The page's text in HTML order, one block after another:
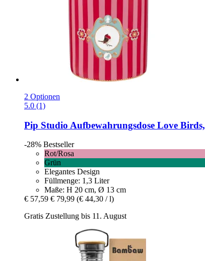
2 Optionen
5.0 (1)
Pip Studio Aufbewahrungsdose Love
-28% Bestseller
Rot/Rosa
Grün
Elegantes Design
Füllmenge: 1,3 Liter
Maße: H 20 cm, Ø 13 cm
€ 57,59 € 79,99 (€ 44,30 / l)
Gratis Zustellung bis 11. August